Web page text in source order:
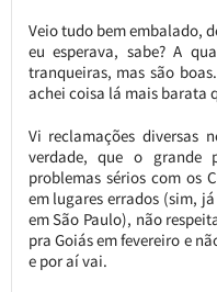
Veio tudo bem embalado,
eu esperava, sabe? A
tranqueiras, mas são
achei coisa lá mais barata
Vi reclamações diversas
verdade, que o grande
problemas sérios com os
em lugares errados (sim,
em São Paulo), não
pra Goiás em fevereiro e
e por aí vai.